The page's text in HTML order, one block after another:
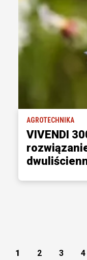
AGROTECHNIKA
VIVENDI
1 2 3 4